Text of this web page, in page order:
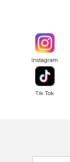
Instagram
Tik Tok